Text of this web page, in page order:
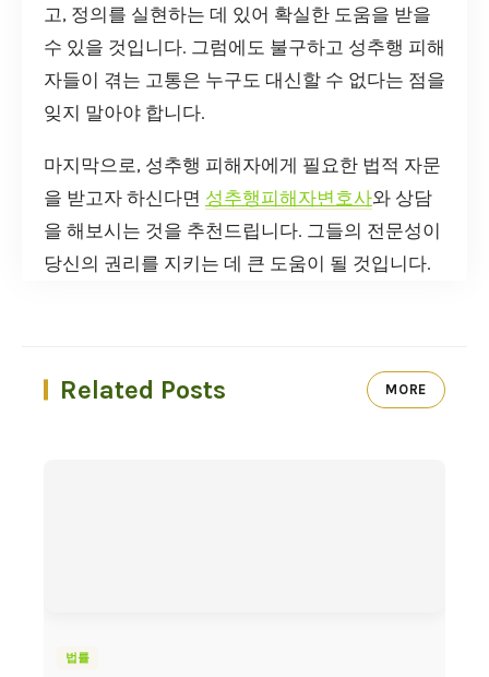
고, 정의를 실현하는 데 있어 확실한 도움을 받을
수 있을 것입니다. 그럼에도 불구하고 성추행 피해
자들이 겪는 고통은 누구도 대신할 수 없다는 점을
잊지 말아야 합니다.
마지막으로, 성추행 피해자에게 필요한 법적 자문
을 받고자 하신다면 성추행피해자변호사와 상담
을 해보시는 것을 추천드립니다. 그들의 전문성이
당신의 권리를 지키는 데 큰 도움이 될 것입니다.
Related Posts MORE
법률